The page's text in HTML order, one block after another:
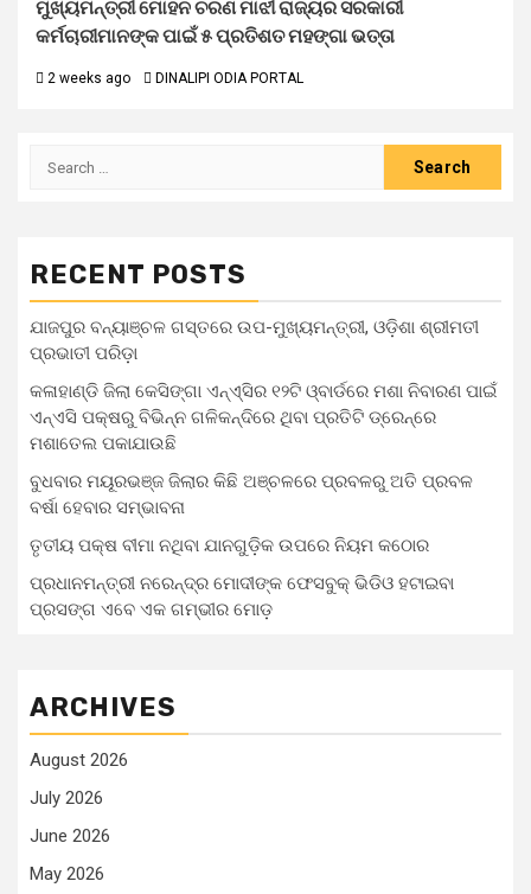
ମୁଖ୍ୟମନ୍ତ୍ରୀ ମୋହନ ଚରଣ ମାଝୀ ରାଜ୍ୟର ସରକାରୀ
କର୍ମଚାରୀମାନଙ୍କ ପାଇଁ ୫ ପ୍ରତିଶତ ମହଙ୍ଗା ଭତ୍ତା
2 weeks ago DINALIPI ODIA PORTAL
Search
RECENT POSTS
ଯାଜପୁର ବନ୍ୟାଞ୍ଚଳ ଗସ୍ତରେ ଉପ-ମୁଖ୍ୟମନ୍ତ୍ରୀ, ଓଡ଼ିଶା ଶ୍ରୀମତୀ
ପ୍ରଭାତୀ ପରିଡ଼ା
କଳାହାଣ୍ଡି ଜିଲା କେସିଙ୍ଗା ଏନ୍‌ଏ୍‌ସିର ୧୨ଟି ଓ୍ବାର୍ଡରେ ମଶା ନିବାରଣ ପାଇଁ
ଏନ୍‌ଏସି ପକ୍ଷରୁ ବିଭିନ୍ନ ଗଳିକନ୍ଦିରେ ଥିବା ପ୍ରତିଟି ଡ୍ରେନ୍‌ରେ
ମଶାତେଲ ପକାଯାଉଛି
ବୁଧବାର ମୟୂରଭଞ୍ଜ ଜିଲାର କିଛି ଅଞ୍ଚଳରେ ପ୍ରବଳରୁ ଅତି ପ୍ରବଳ
ବର୍ଷା ହେବାର ସମ୍ଭାବନା
ତୃତୀୟ ପକ୍ଷ ବୀମା ନଥିବା ଯାନଗୁଡ଼ିକ ଉପରେ ନିୟମ କଠୋର
ପ୍ରଧାନମନ୍ତ୍ରୀ ନରେନ୍ଦ୍ର ମୋଦୀଙ୍କ ଫେସବୁକ୍ ଭିଡିଓ ହଟାଇବା
ପ୍ରସଙ୍ଗ ଏବେ ଏକ ଗମ୍ଭୀର ମୋଡ଼
ARCHIVES
August 2026
July 2026
June 2026
May 2026